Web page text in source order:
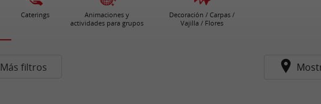
Caterings
Animaciones y
actividades para grupos
Decoración / Carpas /
Vajilla / Flores
Más filtros